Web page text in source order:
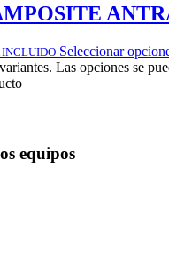
INCLUIDO Seleccionar
Las opciones se
equipos